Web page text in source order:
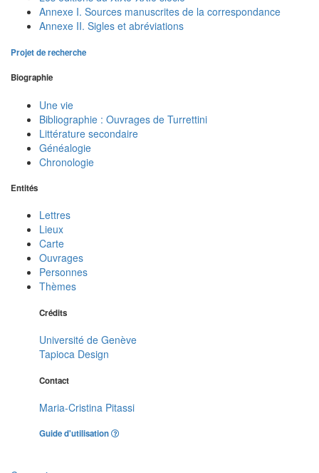
Annexe I. Sources manuscrites de la correspondance
Annexe II. Sigles et abréviations
Projet de recherche
Biographie
Une vie
Bibliographie : Ouvrages de Turrettini
Littérature secondaire
Généalogie
Chronologie
Entités
Lettres
Lieux
Carte
Ouvrages
Personnes
Thèmes
Crédits
Université de Genève
Tapioca Design
Contact
Maria-Cristina Pitassi
Guide d'utilisation